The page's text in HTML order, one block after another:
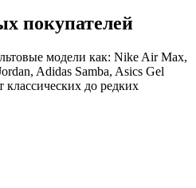
покупателей
модели как: Nike Air Max,
Adidas Samba, Asics Gel
классических до редких